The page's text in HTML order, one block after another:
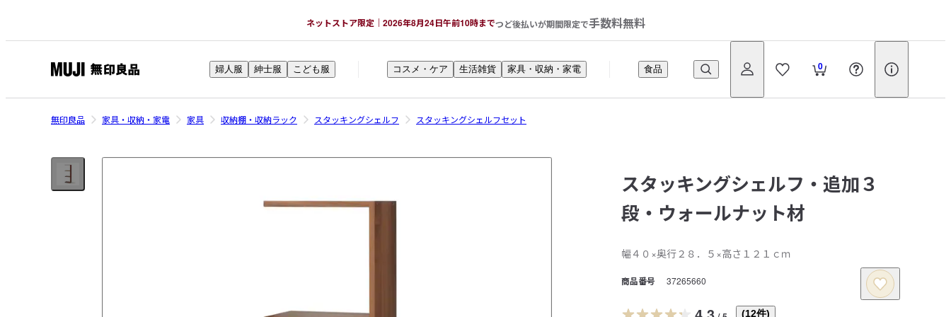
ネットストア限定｜2026年8月24日午前10時までつど後払いが期間限定で手数料無料
印
良
ネ
ト
0
婦人服 紳士服 こども服 コスメ・ケア 生活雑貨 家具・収納・家電 食品
無印良品 家具・収納・家電 家具 収納棚・収納ラック スタッキングシェルフ スタッキングシェルフセット
スタッキングシェルフ・追加３
段・ウォールナット材
幅４０×奥行２８．５×高さ１２１ｃｍ
商品番号 37265660
(12件)